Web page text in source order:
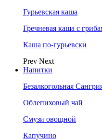
Гурьевская каша
Гречневая каша с
Каша по-гурьевски
Prev Next
Напитки
Безалкогольная
Облепиховый чай
Смузи овощной
Капучино